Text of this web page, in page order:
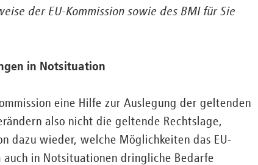
der EU-Kommission sowie des BMI für Sie
in Notsituation
eine Hilfe zur Auslegung der geltenden
also nicht die geltende Rechtslage,
dazu wieder, welche Möglichkeiten das EU-
in Notsituationen dringliche Bedarfe